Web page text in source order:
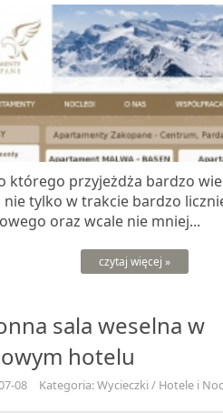
którego przyjeżdża bardzo
tylko w trakcie bardzo
oraz wcale nie mniej...
czytaj więcej »
sala weselna w
hotelu
08 Kategoria: Wycieczki / Hotele i